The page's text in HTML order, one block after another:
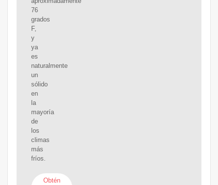
76
grados
F,
y
ya
es
naturalmente
un
sólido
en
la
mayoría
de
los
climas
más
fríos.
Obtén